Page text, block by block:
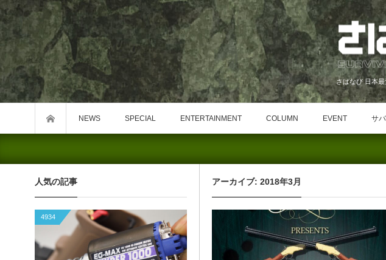
さばなび 日本
NEWS SPECIAL ENTERTAINMENT COLUMN EVENT サ
アーカイブ: 2018年3月
人気の記事
4934